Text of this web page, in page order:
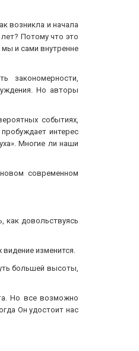
возникла и начала
Потому что это
и сами внутренне
закономерности,
Но авторы
событиях,
интерес
Многие ли наши
современном
как довольствуясь
изменится.
большей высоты,
Но все возможно
Он удостоит нас